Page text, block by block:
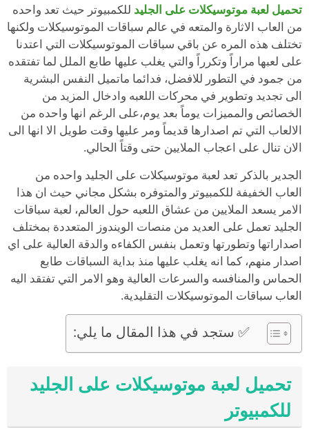
تحميل لعبة موتوسيكلات على الجليد للكمبيوتر حيث تعد واحده
من العاب الاثارة والمتعه في عالم سباقات الموتوسيكلات ولكنها
تختلف هذه المره عن باقي سباقات الموتوسيكلات التي اعتدنا
على لعبها مراراً وتكرراً والتي يغلب عليها طابع الملل لما تفتقده
من جمود في التطور للافضل، فدائما ماتميل النفس البشرية
الى تجديد وتطوير في محركات اللعبه وادخال المزيد من
الخصائص والمميزات يوماً بعد يوم،على الرغم انها واحده من
الالعاب التي تم اصدارها قديماً ومر عليها وقت طويل الا انها الى
الان تنال على اعجاب الملايين حتى وقتاً الحالي.
الجدير بالذكر تعد لعبة موتوسيكلات على الجليد واحده من
العاب الخفيفة للكمبيوتر والمتوفره بشكل مجاني حيث ان هذا
الامر يسعد الملايين من عشاق اللعبه حول العالم، لعبة سباقات
الجليد تعمل على العديد من منصات الويندوز المتعددة بمختلف
اصداراتها وتطورتها وتعمل بنفس الكفاءه والدقة العالية على اي
اصدار منهم، كما انه يغلب عليها منذ بداية السباقات طابع
الحماس والمنافسه والسرعات العالية وهو الامر التي تفتقد اليه
العاب سباقات الموتوسيكلات التقليدية.
✅ ستجد في هذا المقال ما يلي:
تحميل لعبة موتوسيكلات على الجليد
للكمبيوتر